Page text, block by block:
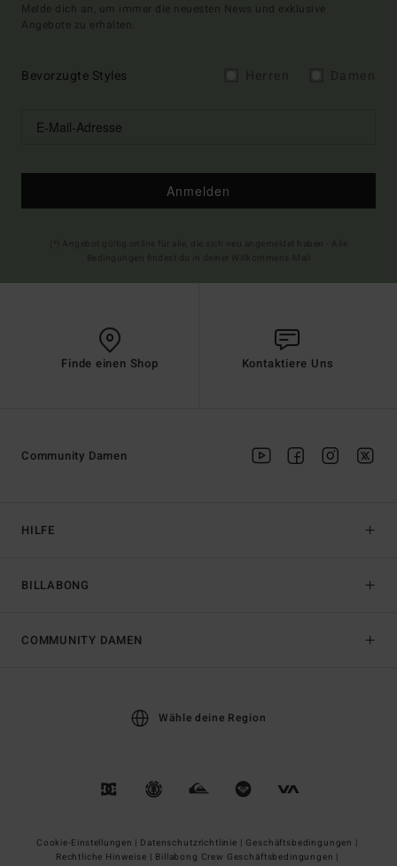
Melde dich an, um immer die neuesten News und exklusive
Angebote zu erhalten.
Bevorzugte Styles
Anmelden
Finde einen Shop Kontaktiere Uns
HILFE
BILLABONG
Community Damen
COMMUNITY DAMEN
Wähle deine Region
Cookie-Einstellungen | Datenschutzrichtlinie | Geschäftsbedingungen |
Rechtliche Hinweise | Billabong Crew Geschäftsbedingungen |